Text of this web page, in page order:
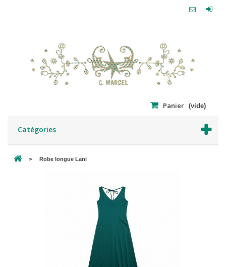
Panier (vide)
Catégories
> Robe longue Lani